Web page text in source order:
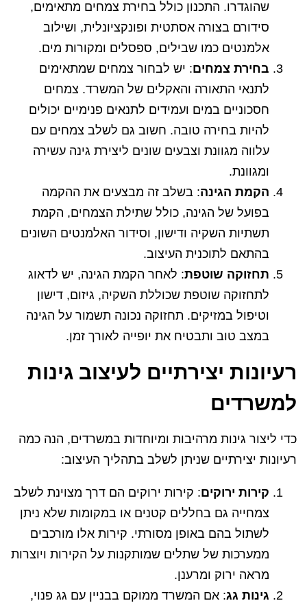
שהוגדרו. התכנון כולל בחירת צמחים מתאימים,
סידורם בצורה אסתטית ופונקציונלית, ושילוב
אלמנטים כמו שבילים, ספסלים ומקורות מים.
בחירת צמחים: יש לבחור צמחים שמתאימים
לתנאי התאורה והאקלים של המשרד. צמחים
חסכוניים במים ועמידים לתנאים פנימיים יכולים
להיות בחירה טובה. חשוב גם לשלב צמחים עם
עלווה מגוונת וצבעים שונים ליצירת גינה עשירה
ומגוונת.
הקמת הגינה: בשלב זה מבצעים את ההקמה
בפועל של הגינה, כולל שתילת הצמחים, הקמת
תשתיות השקיה ודישון, וסידור האלמנטים השונים
בהתאם לתוכנית העיצוב.
תחזוקה שוטפת: לאחר הקמת הגינה, יש לדאוג
לתחזוקה שוטפת שכוללת השקיה, גיזום, דישון
וטיפול במזיקים. תחזוקה נכונה תשמור על הגינה
במצב טוב ותבטיח את יופייה לאורך זמן.
רעיונות יצירתיים לעיצוב גינות
למשרדים
כדי ליצור גינות מרהיבות ומיוחדות במשרדים, הנה כמה
רעיונות יצירתיים שניתן לשלב בתהליך העיצוב:
קירות ירוקים: קירות ירוקים הם דרך מצוינת לשלב
צמחייה גם בחללים קטנים או במקומות שלא ניתן
לשתול בהם באופן מסורתי. קירות אלו מורכבים
ממערכות של שתלים שמותקנות על הקירות ויוצרות
מראה ירוק ומרענן.
גינות גג: אם המשרד ממוקם בבניין עם גג פנוי,